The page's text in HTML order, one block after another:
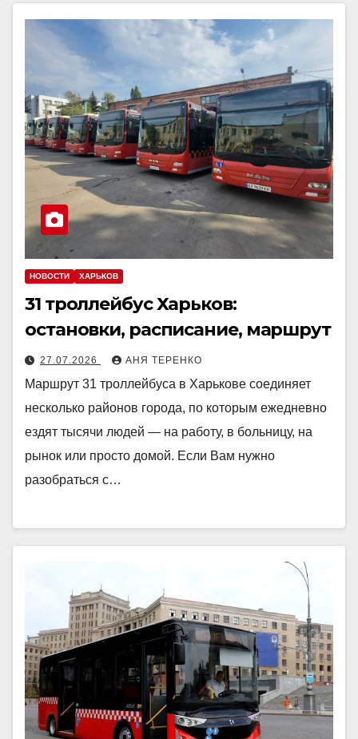
НОВОСТИ ХАРЬКОВ
31 троллейбус Харьков:
остановки, расписание, маршрут
27.07.2026 АНЯ ТЕРЕНКО
Маршрут 31 троллейбуса в Харькове соединяет
несколько районов города, по которым ежедневно
ездят тысячи людей — на работу, в больницу, на
рынок или просто домой. Если Вам нужно
разобраться с…